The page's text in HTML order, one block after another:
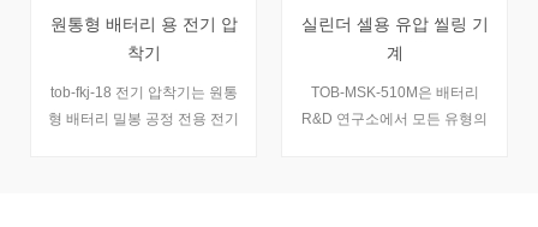
배터리 용 전기 압
18 전기 압착기는 원통
리 밀봉 공정 전용 전기
실린더 셀용 유압 씰링 기
TOB-MSK-510M은 배터리
R&D 연구소에서 모든 유형의
전기 실
tob-px-oe-
에서 모든